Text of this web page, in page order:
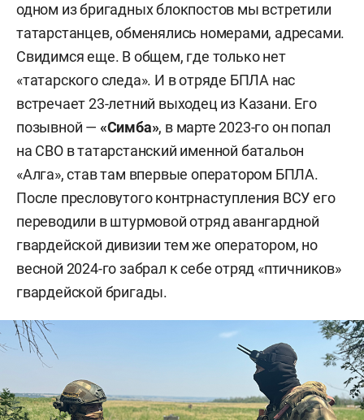
одном из бригадных блокпостов мы встретили
татарстанцев, обменялись номерами, адресами.
Свидимся еще. В общем, где только нет
«татарского следа». И в отряде БПЛА нас
встречает 23-летний выходец из Казани. Его
позывной — «Симба», в марте 2023-го он попал
на СВО в татарстанский именной батальон
«Алга», став там впервые оператором БПЛА.
После пресловутого контрнаступления ВСУ его
переводили в штурмовой отряд авангардной
гвардейской дивизии тем же оператором, но
весной 2024-го забрал к себе отряд «птичников»
гвардейской бригады.